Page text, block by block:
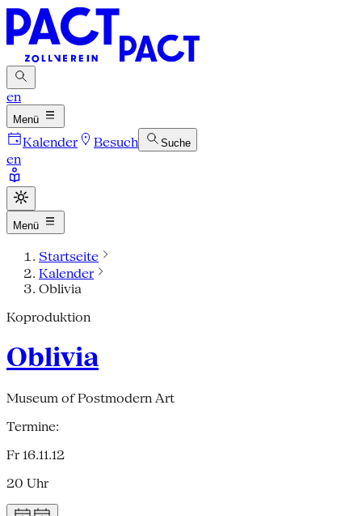
en
Menü
Kalender Besuch Suche
en
Menü
Startseite
Kalender
Oblivia
Koproduktion
Oblivia
Museum of Postmodern Art
Termine:
Fr 16.11.12
20 Uhr